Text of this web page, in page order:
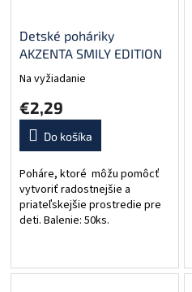
Detské poháriky
AKZENTA SMILY EDITION
Na vyžiadanie
€2,29
Do košíka
Poháre, ktoré môžu pomôcť
vytvoriť radostnejšie a
priateľskejšie prostredie pre
deti. Balenie: 50ks.